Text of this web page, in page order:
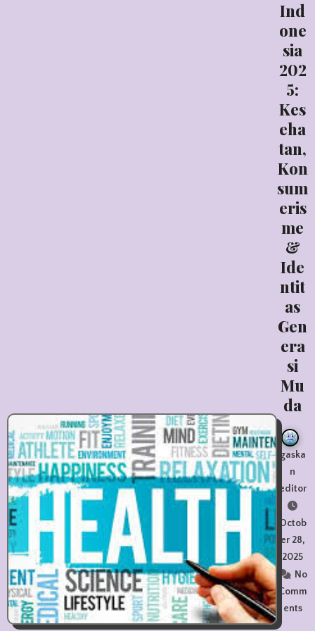
Ind
one
sia
202
5:
Kes
eha
tan,
Kon
sum
eris
me
&
Ide
ntit
as
Gen
era
si
Mu
da
gaska
n
editor
Octob
er 28,
2025
No
Comm
ents